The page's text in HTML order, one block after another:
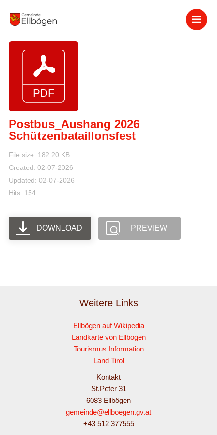
Inhalt
Postbus_Aushang 2026
Schützenbataillonsfest
File size: 182.20 KB
Created: 02-07-2026
Updated: 02-07-2026
Hits: 154
DOWNLOAD PREVIEW
Weitere Links
Ellbögen auf Wikipedia
Landkarte von Ellbögen
Tourismus Information
Land Tirol
Kontakt
St.Peter 31
6083 Ellbögen
gemeinde@ellboegen.gv.at
+43 512 377555